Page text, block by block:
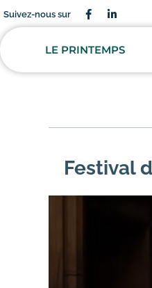
Suivez-nous sur
LE PRINTEMPS
Festival